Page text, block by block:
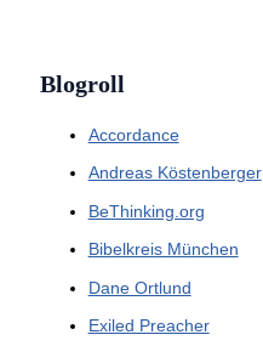
Blogroll
Accordance
Andreas Köstenberger
BeThinking.org
Bibelkreis München
Dane Ortlund
Exiled Preacher